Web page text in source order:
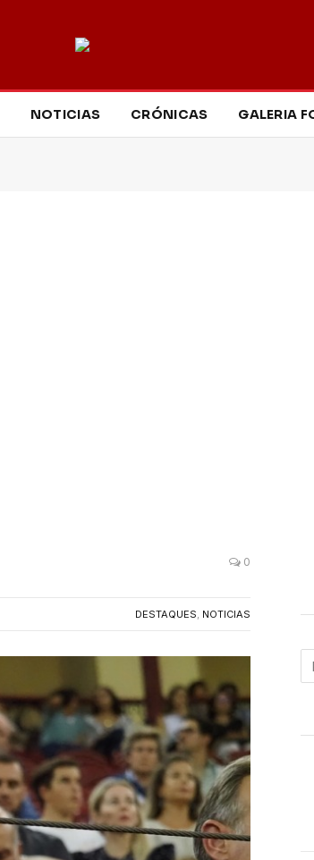
NOTICIAS CRÓNICAS GALERIA
0
DESTAQUES, NOTICIAS